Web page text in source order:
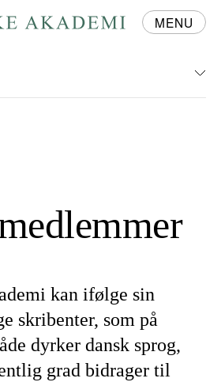
MENU
kan ifølge sin
skribenter, som på
dyrker dansk sprog,
grad bidrager til